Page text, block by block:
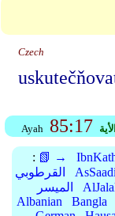
Czech
Ayah 85:17 الأية
: 📗 →
القرطوبي
الميسر
Albanian
Bangla